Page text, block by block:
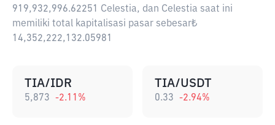
919,932,996.62251 Celestia, dan Celestia saat ini
memiliki total kapitalisasi pasar sebesar₺
14,352,222,132.05981
TIA/IDR
5,873 -2.11 %
TIA/USDT
0.33 -2.94%